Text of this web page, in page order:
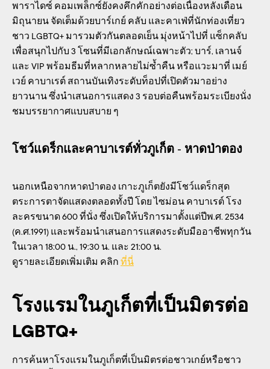
พาราไดซ์ คอมเพล็กซ์ยังคงคึกคักอย่างต่อเนื่องหลังเดือน
มิถุนายน จัดเต็มด้วยบาร์เกย์ คลับ และคาเฟ่ที่นักท่องเที่ยว
ชาว LGBTQ+ มารวมตัวกันตลอดเย็น มุ่งหน้าไปที่ แซ็กคลับ
เพื่อสนุกไปกับ 3 โซนที่มีเอกลักษณ์เฉพาะตัว; บาร์, เลานจ์
และ VIP พร้อมธีมที่หลากหลายไม่ซ้ำคืน หรือแวะมาที่ เมย์
เวย์ คาบาเรต์ สถานบันเทิงระดับท็อปที่เปิดตัวมาอย่าง
ยาวนาน ซึ่งนำเสนอการแสดง 3 รอบต่อคืนพร้อมระเบียงนั่ง
ชมบรรยากาศแบบสบาย ๆ
โชว์แดร็กและคาบาเรต์ทั่วภูเก็ต - หาดป่าตอง
นอกเหนือจากหาดป่าตอง เกาะภูเก็ตยังมีโชว์แดร็กสุด
ตระการตาจัดแสดงตลอดทั้งปี โดย ไซม่อน คาบาเรต์ โรง
ละครขนาด 600 ที่นั่ง ซึ่งเปิดให้บริการมาตั้งแต่ปีพ.ศ. 2534
(ค.ศ.1991) และพร้อมนำเสนอการแสดงระดับมืออาชีพทุกวัน
ในเวลา 18:00 น., 19:30 น. และ 21:00 น.
ดูรายละเอียดเพิ่มเติม คลิก ที่นี่
โรงแรมในภูเก็ตที่เป็นมิตรต่อ
LGBTQ+
การค้นหาโรงแรมในภูเก็ตที่เป็นมิตรต่อชาวเกย์หรือชาว